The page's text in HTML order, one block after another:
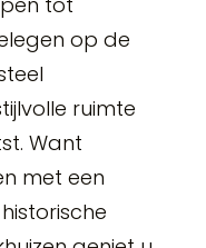
op de
ruimte
Want
met een